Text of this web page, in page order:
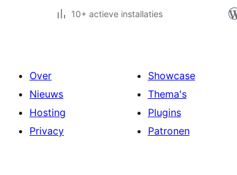
10+ actieve installaties
Over
Nieuws
Hosting
Privacy
Showcase
Thema's
Plugins
Patronen